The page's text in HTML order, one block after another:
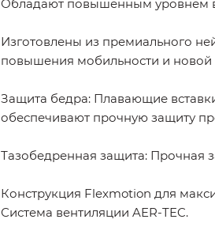
Обладают повышенным уровнем
Изготовлены из премиального
повышения мобильности и новой
Защита бедра: Плавающие
обеспечивают прочную защиту
Тазобедренная защита: Прочная
Конструкция Flexmotion для
Система вентиляции AER-TEC.